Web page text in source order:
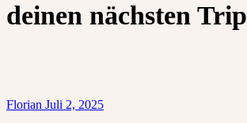
deinen nächsten Trip
Florian Juli 2, 2025